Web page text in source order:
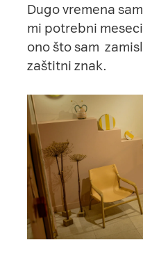
Dugo vremena
mi potrebni
ono što sam
zaštitni znak.